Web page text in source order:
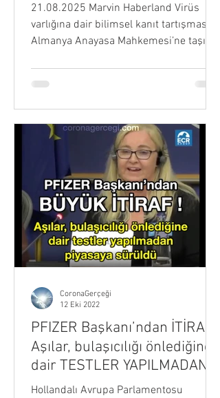
21.08.2025 Marvin Haberland Virüs
varlığına dair bilimsel kanıt tartışmasını
Almanya Anayasa Mahkemesi’ne taşıyan
Mühendisi Video İçeriğinin Ana
Başlıkları Virüs Varlığı ve Bulaşma
Hipotezinin Köklü Sorgulanışı Modern
Virolojinin Bilimsel Kontrol Eksikliği PCR
Testleri, Elektron Mikroskobu ve
“Görüntü” Yanılgısı Spike Proteinleri ve
mRNA Aşıları Tartışması Mikrop
Teorisine Karşı Ortam Teorisi Yaklaşımı
Vid
PFIZER Başkanı’ndan İTİRAF!
Aşılar, bulaşıcılığı önlediğine
dair TESTLER YAPILMADAN
piyasaya sürüldü
Hollandalı Avrupa Parlamentosu
CoronaGerçeği
12 Eki 2022